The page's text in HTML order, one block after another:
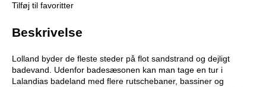
Tilføj til favoritter
Beskrivelse
Lolland byder de fleste steder på flot sandstrand og dejligt
badevand. Udenfor badesæsonen kan man tage en tur i
Lalandias badeland med flere rutschebaner, bassiner og